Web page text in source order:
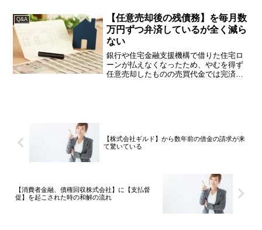
社は、三菱UFJニコス株式会社から会社
分割により承継された会...
Q&A
【任意売却後の残債務】を毎月数
万円ずつ弁済しているが全く減ら
ない
銀行や住宅金融支援機構で借りた住宅ロ
ーンが払えなくなったため、やむを得ず
任意売却したものの売買代金では完済す
【株式会社ギルド】から数年前の借金の請求が来
て驚いている
【消費者金融、債権回収株式会社】に【支払督
促】を起こされた時の和解の流れ